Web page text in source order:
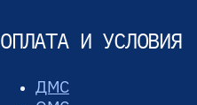
ОПЛАТА И УСЛОВИЯ
ДМС